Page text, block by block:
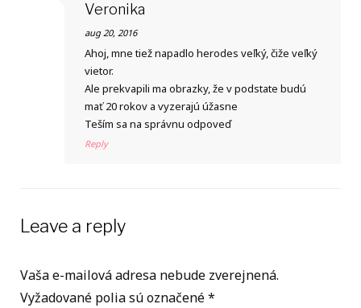
Veronika
aug 20, 2016
Ahoj, mne tiež napadlo herodes veľký, čiže veľký
vietor.
Ale prekvapili ma obrazky, že v podstate budú
mať 20 rokov a vyzerajú úžasne
Teším sa na správnu odpoveď
Reply
Leave a reply
Vaša e-mailová adresa nebude zverejnená.
Vyžadované polia sú označené*